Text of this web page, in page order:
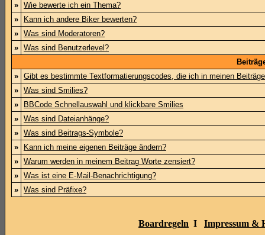
» Wie bewerte ich ein Thema?
»
Kann ich andere Biker bewerten?
» Was sind Moderatoren?
» Was sind Benutzerlevel?
» Gibt es bestimmte Textformatierungscodes, die ich in meinen
» Was sind Smilies?
»
BBCode Schnellauswahl und klickbare Smilies
» Was sind Dateianhänge?
» Was sind Beitrags-Symbole?
»
Kann ich meine eigenen Beiträge ändern?
» Warum werden in meinem Beitrag Worte zensiert?
» Was ist eine E-Mail-Benachrichtigung?
» Was sind Präfixe?
Boardregeln I Impressum &